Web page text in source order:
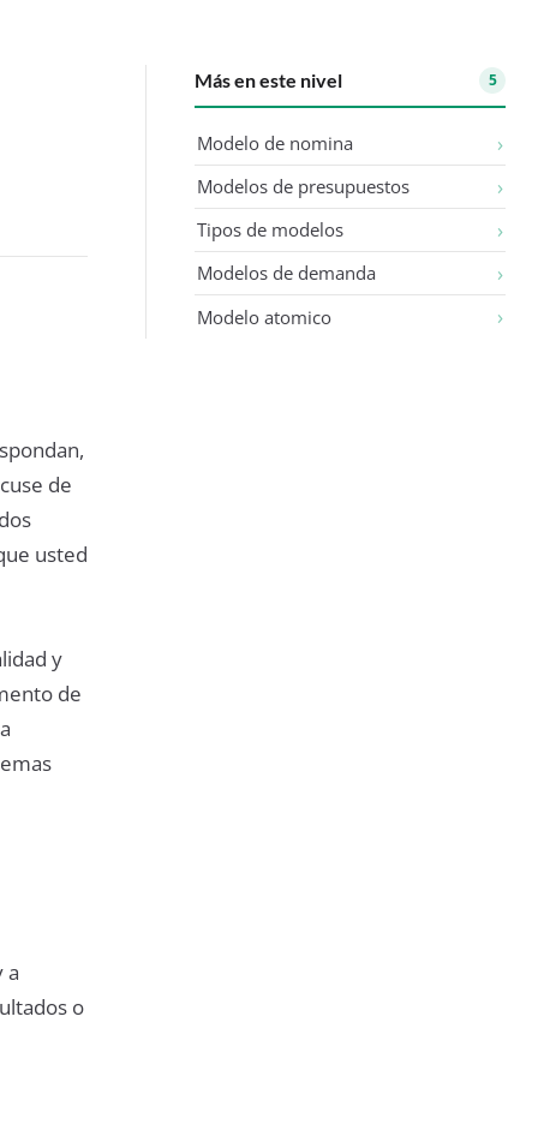
de
usted
y
de
a
o
Más en este nivel 5
Modelo de nomina
Modelos de presupuestos
Tipos de modelos
Modelos de demanda
Modelo atomico